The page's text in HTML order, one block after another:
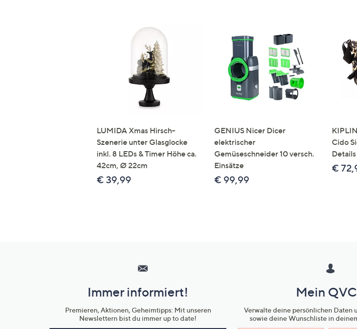
LUMIDA Xmas Hirsch-
Szenerie unter Glasglocke
inkl. 8 LEDs & Timer Höhe ca.
42cm, Ø 22cm
€ 39,99
GENIUS Nicer Dicer
elektrischer
Gemüseschneider 10 versch.
Einsätze
€ 99,99
Cido
Details
€
Unternehmensinformationen
Immer informiert!
Premieren, Aktionen, Geheimtipps: Mit unseren
Newslettern bist du immer up to date!
Mein QVC
Verwalte deine persönlichen Daten
sowie deine Wunschliste in